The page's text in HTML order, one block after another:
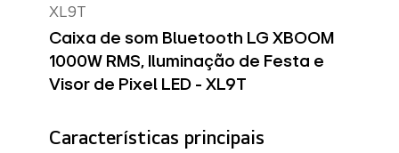
XL9T
Caixa de som Bluetooth LG XBOOM
1000W RMS, Iluminação de Festa e
Visor de Pixel LED - XL9T
Características principais